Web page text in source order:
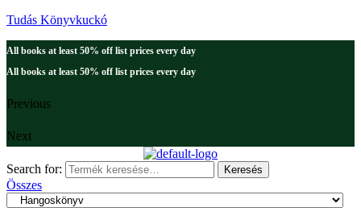
Tudás Könyvkuckó
All books at least 50% off list prices every day
All books at least 50% off list prices every day
Previous
Next
Search for: Keresés
Összes